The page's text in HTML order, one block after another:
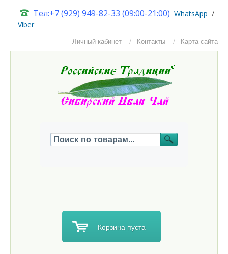
Тел:+7 (929) 949-82-33 (09:00-21:00) WhatsApp /
Viber
Личный кабинет
Контакты Карта сайта
Корзина пуста